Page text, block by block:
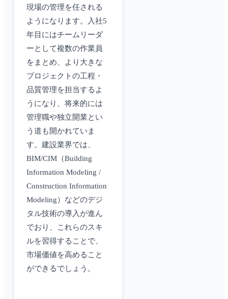
現場の管理を任される
ようになります。入社5
年目にはチームリーダ
ーとして複数の作業員
をまとめ、より大きな
プロジェクトの工程・
品質管理を担当するよ
うになり、将来的には
管理職や独立開業とい
う道も開かれていま
す。建設業界では、
BIM/CIM（Building
Information Modeling /
Construction Information
Modeling）などのデジ
タル技術の導入が進ん
でおり、これらのスキ
ルを習得することで、
市場価値を高めること
ができるでしょう。